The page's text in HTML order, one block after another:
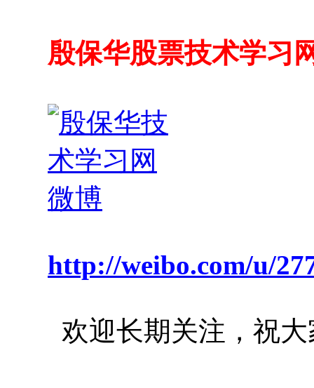
殷保华股票技术学习
http://weibo.com/u/
欢迎长期关注，祝大